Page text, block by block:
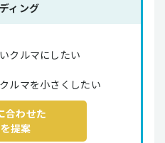
ィング
クルマにしたい
ルマを小さくしたい
合わせた
提案